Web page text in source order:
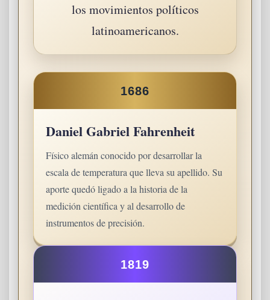
los movimientos políticos
latinoamericanos.
1686
Daniel Gabriel Fahrenheit
Físico alemán conocido por desarrollar la
escala de temperatura que lleva su apellido. Su
aporte quedó ligado a la historia de la
medición científica y al desarrollo de
instrumentos de precisión.
1819